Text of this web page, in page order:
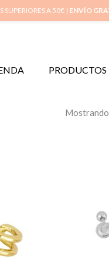
PRODUCTOS
SUPERIORES A 50€ | ENVÍO